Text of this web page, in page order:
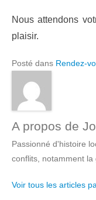
Nous attendons
plaisir.
Posté dans Rendez-
A propos de
Passionné d'histoire
conflits, notamment
Voir tous les articles